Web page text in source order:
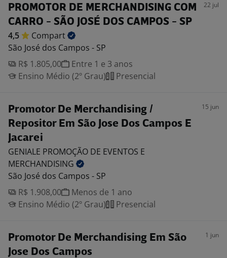
PROMOTOR DE MERCHANDISING COM
CARRO - SÃO JOSÉ DOS CAMPOS - SP
22 jul
4,5
Compart
São José dos Campos - SP
R$ 1.805,00
Entre 1 e 3 anos
Ensino Médio (2º Grau)
Presencial
Promotor De Merchandising /
Repositor Em São Jose Dos Campos E
Jacarei
15 jun
GENIALE PROMOÇÃO DE EVENTOS E
MERCHANDISING
São José dos Campos - SP
R$ 1.908,00
Menos de 1 ano
Ensino Médio (2º Grau)
Presencial
Promotor De Merchandising Em São
Jose Dos Campos
1 jun